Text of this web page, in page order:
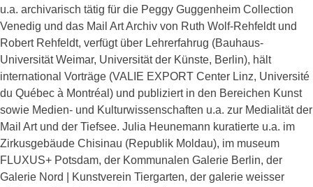
u.a. archivarisch tätig für die Peggy Guggenheim Collection
Venedig und das Mail Art Archiv von Ruth Wolf‐Rehfeldt und
Robert Rehfeldt, verfügt über Lehrerfahrug (Bauhaus-
Universität Weimar, Universität der Künste, Berlin), hält
international Vorträge (VALIE EXPORT Center Linz, Université
du Québec à Montréal) und publiziert in den Bereichen Kunst
sowie Medien- und Kulturwissenschaften u.a. zur Medialität der
Mail Art und der Tiefsee. Julia Heunemann kuratierte u.a. im
Zirkusgebäude Chisinau (Republik Moldau), im museum
FLUXUS+ Potsdam, der Kommunalen Galerie Berlin, der
Galerie Nord | Kunstverein Tiergarten, der galerie weisser